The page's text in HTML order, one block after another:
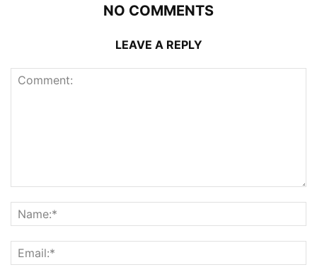
NO COMMENTS
LEAVE A REPLY